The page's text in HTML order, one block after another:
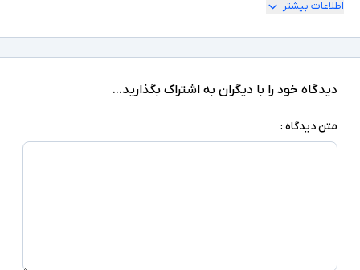
سایر توضیحات
اطلاعات بیشتر
دیدگاه خود را با دیگران به اشتراک بگذارید...
متن دیدگاه :